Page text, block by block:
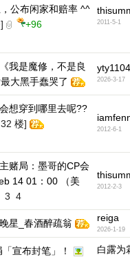
公布闲家和赔率 ^^
+96
2011-5-1
我是魔修，不是良
大黑手蠢哭了
yty1104
2026-3-17
想穿到哪里去呢??
楼]
2012-6-1
赌局：墨哥的CP会
14 01：00 （美
3 4
2012-2-3
星_春酒醉疏翁 reiga
2026-1-19
宣布封笔」！ 白露为